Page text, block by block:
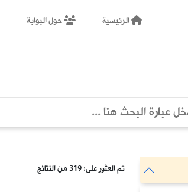
الرئيسية حول البوابة
تم العثور على: 319 من النتائج